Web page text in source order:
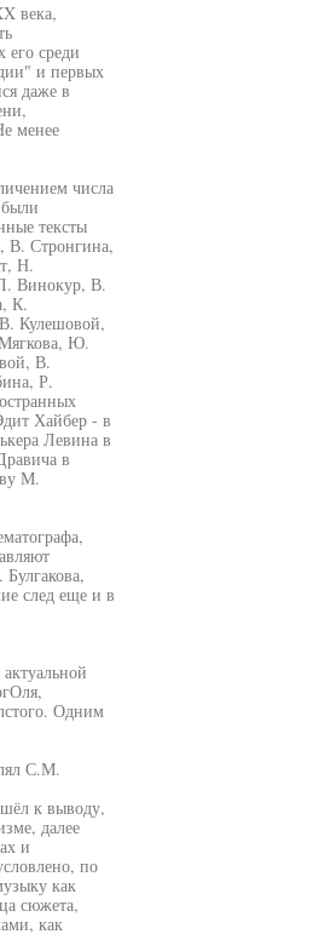
века,
среди
и первых
даже в
менее
числа
тексты
В. Стронгина,
Н.
Винокур, В.
К.
Кулешовой,
Ю.
В.
Р.
Хайбер - в
Левина в
в
М.
след еще и в
Одним
С.М.
к выводу,
далее
и
по
как
сюжета,
как